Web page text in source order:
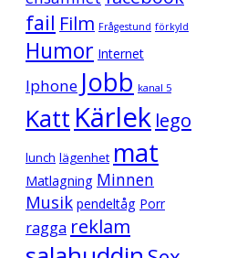
fail Film Frågestund förkyld
Humor Internet
Iphone Jobb kanal 5
Katt Kärlek lego
lunch lägenhet mat
Matlagning Minnen
Musik pendeltåg Porr
ragga reklam